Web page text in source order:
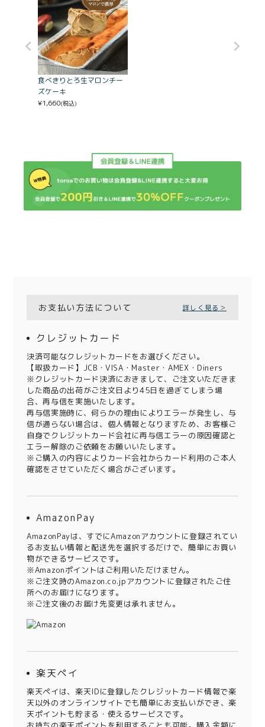
食べきりとろ生マロンチー
ズケーキ
¥1,660(税込)
お支払い方法について 詳しく見る＞
クレジットカード
決済可能なクレジットカードをお選びください。
【取扱カード】JCB・VISA・Master・AMEX・Diners
※クレジットカード決済におきまして、ご注文いただきま
した商品の出荷がご注文日より45日を過ぎてしまう場
合、再与信を実施いたします。
再与信実施時に、何らかの理由によりエラーが発生し、与
信が通らない場合は、個人情報となりますため、お客様ご
自身でクレジットカード会社に再与信エラーの原因確認と
エラー解除のご依頼をお願いいたします。
※ご購入の内容によりカード会社からカード利用のご本人
確認をさせていただく場合がございます。
AmazonPay
AmazonPayは、すでにAmazonアカウントに登録されてい
るお支払い情報と配送先を選択するだけで、簡単にお買い
物ができるサービスです。
※Amazonポイントはご利用いただけません。
※ご注文時のAmazon.co.jpアカウントに登録されたご住
所へのお届けになります。
※ご注文後のお届け先変更は承れません。
楽天ペイ
楽天ペイは、楽天IDに登録したクレジットカード情報で楽
天以外のオンラインサイトでも簡単にお支払いができ、楽
天ポイントも貯まる・使えるサービスです。